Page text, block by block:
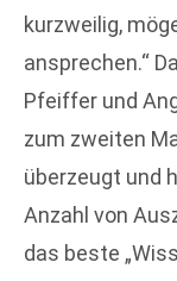
kurzweilig,
ansprechen.“
Pfeiffer und
zum zweiten
überzeugt und
Anzahl von
das beste